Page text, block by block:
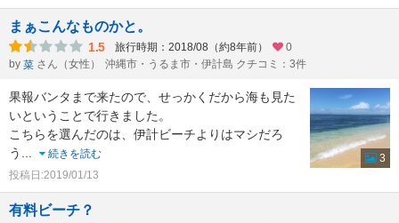
まぁこんなものかと。
1.5 旅行時期：2018/08（約8年前）
0
by 菜 さん（女性） 沖縄市・うるま市・伊計島 クチコミ：3件
果報バンタまで来たので、せっかくだから海も見た
いということで行きました。
こちらを選んだのは、伊計ビーチよりはマシだろ
う
続きを読む
投稿日:2019/01/13
3
有料ビーチ？